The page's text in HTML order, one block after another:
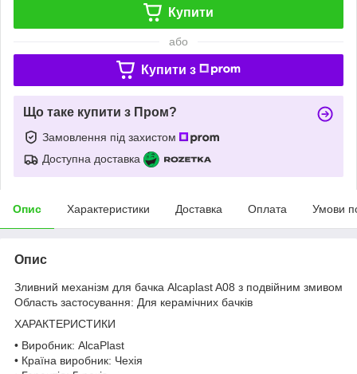
Купити
або
Купити з
Що таке купити з Пром?
Замовлення під захистом
Доступна доставка
Опис Характеристики Доставка Оплата Умови
Опис
Зливний механізм для бачка Alcaplast A08 з подвійним змивом
Область застосування: Для керамічних бачків
ХАРАКТЕРИСТИКИ
• Виробник: AlcaPlast
• Країна виробник: Чехія